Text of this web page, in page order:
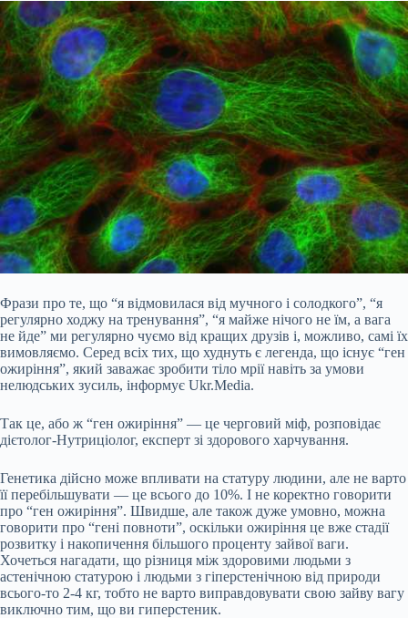
Фрази про те, що “я відмовилася від мучного і солодкого”, “я
регулярно ходжу на тренування”, “я майже нічого не їм, а вага
не йде” ми регулярно чуємо від кращих друзів і, можливо, самі їх
вимовляємо. Серед всіх тих, що худнуть є легенда, що існує “ген
ожиріння”, який заважає зробити тіло мрії навіть за умови
нелюдських зусиль, інформує Ukr.Media.
Так це, або ж “ген ожиріння” — це черговий міф, розповідає
дієтолог-Нутриціолог, експерт зі здорового харчування.
Генетика дійсно може впливати на статуру людини, але не варто
її перебільшувати — це всього до 10%. І не коректно говорити
про “ген ожиріння”. Швидше, але також дуже умовно, можна
говорити про “гені повноти”, оскільки ожиріння це вже стадії
розвитку і накопичення більшого проценту зайвої ваги.
Хочеться нагадати, що різниця між здоровими людьми з
астенічною статурою і людьми з гіперстенічною від природи
всього-то 2-4 кг, тобто не варто виправдовувати свою зайву вагу
виключно тим, що ви гиперстеник.